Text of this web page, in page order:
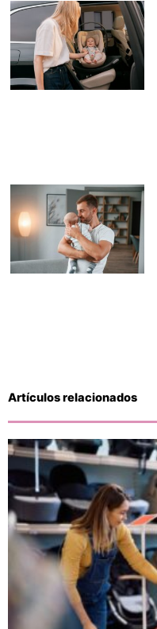
Artículos relacionados